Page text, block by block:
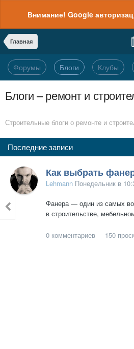
Внимание! Google
Главная
Форумы Блоги Клубы
Блоги – ремонт и
Строительные блоги о ремонте и
Последние записи
штукатурка для
Как выбрать фанеру и для
Lehmann Понедельник в 10:35
Фанера — один из самых
в строительстве, мебельном
комментариев 150 просмотров